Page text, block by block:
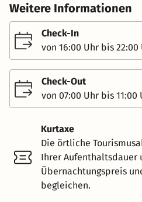
Weitere Informationen
Check-In
von 16:00 Uhr bis 22:00
Check-Out
von 07:00 Uhr bis 11:00
Kurtaxe
Die örtliche
Ihrer Aufenthaltsdauer
Übernachtungspreis
begleichen.